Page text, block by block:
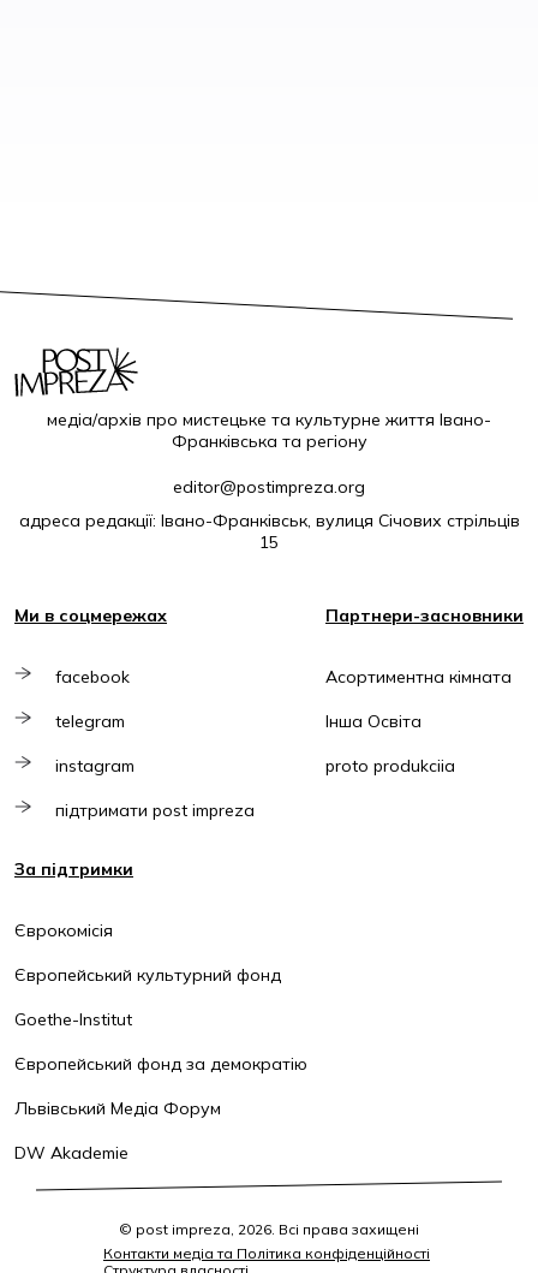
медіа/архів про мистецьке та культурне життя Івано-
Франківська та регіону
editor@postimpreza.org
адреса редакції: Івано-Франківськ, вулиця Січових стрільців
15
Ми в соцмережах
facebook
telegram
instagram
підтримати post impreza
Партнери-засновники
Асортиментна кімната
Інша Освіта
proto produkciia
За підтримки
Єврокомісія
Європейський культурний фонд
Goethe-Institut
Європейський фонд за демократію
Львівський Медіа Форум
DW Akademie
© post impreza, 2026. Всі права захищені
Контакти медіа та Політика конфіденційності